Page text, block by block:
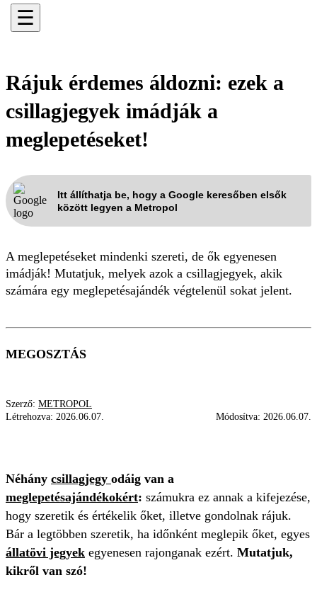
☰
Rájuk érdemes áldozni: ezek a
csillagjegyek imádják a
meglepetéseket!
Itt állíthatja be, hogy a Google keresőben elsők
között legyen a Metropol
A meglepetéseket mindenki szereti, de ők egyenesen
imádják! Mutatjuk, melyek azok a csillagjegyek, akik
számára egy meglepetésajándék végtelenül sokat jelent.
MEGOSZTÁS
Szerző: METROPOL
Létrehozva: 2026.06.07. Módosítva: 2026.06.07.
Néhány csillagjegy odáig van a
meglepetésajándékokért: számukra ez annak a kifejezése,
hogy szeretik és értékelik őket, illetve gondolnak rájuk.
Bár a legtöbben szeretik, ha időnként meglepik őket, egyes
állatövi jegyek egyenesen rajonganak ezért. Mutatjuk,
kikről van szó!